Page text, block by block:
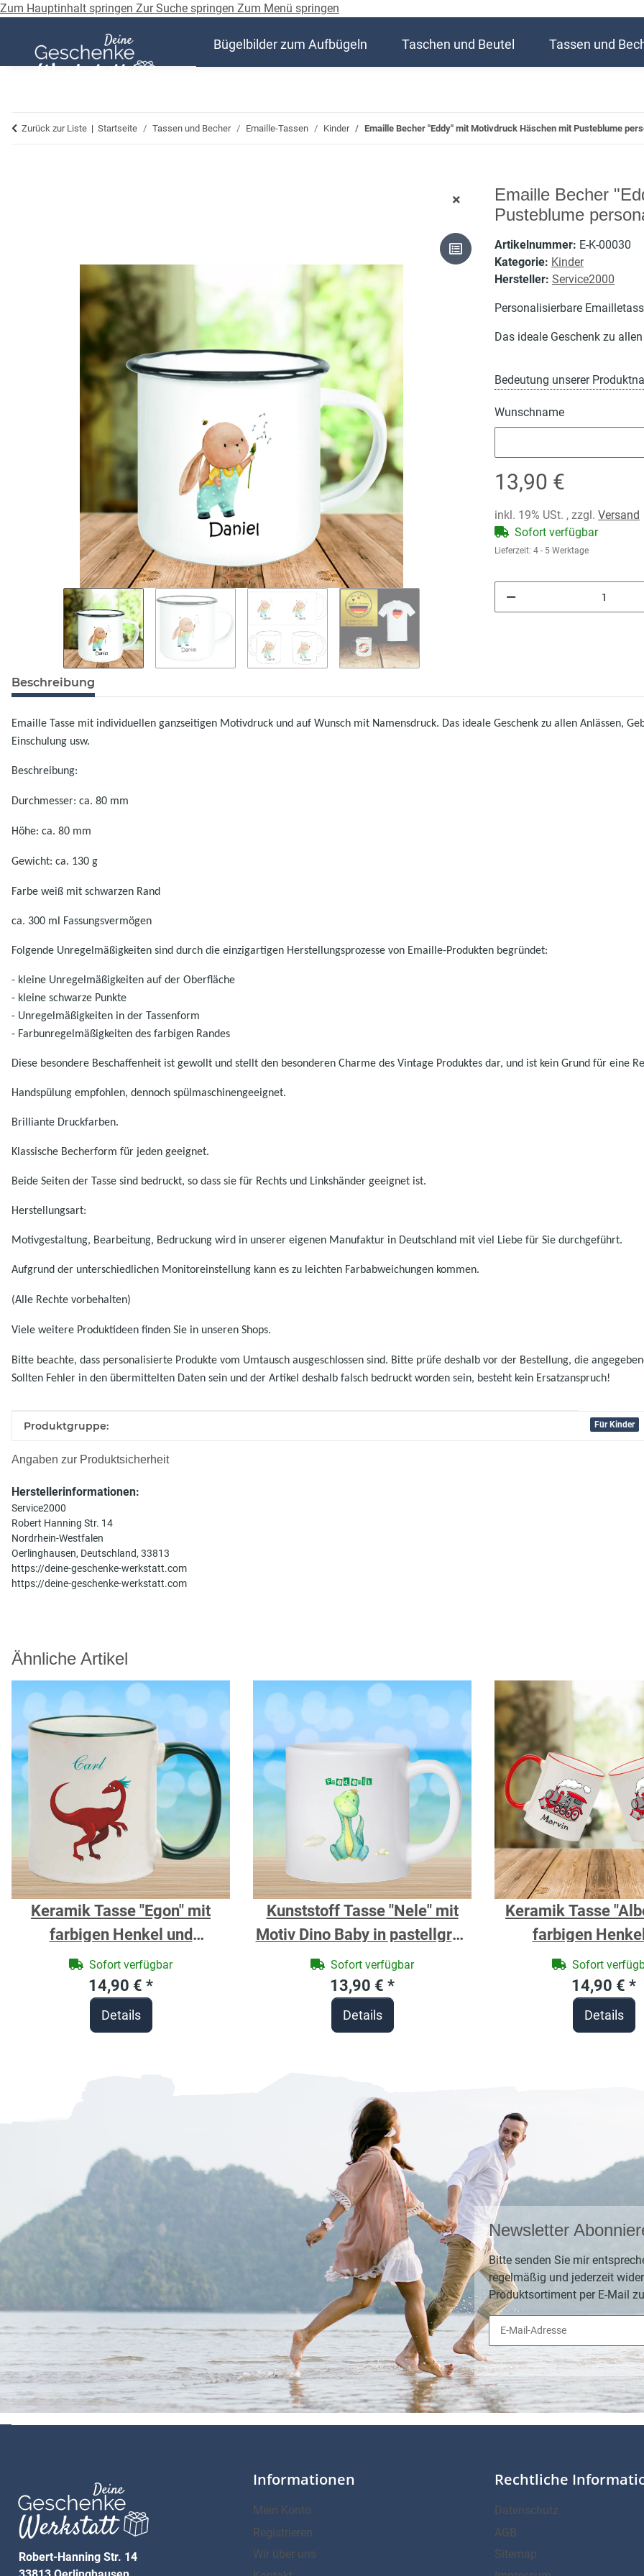
Zum Hauptinhalt springen Zur Suche springen Zum Menü springen
Bügelbilder zum Aufbügeln Taschen und Beutel Tassen und
Zurück zur Liste Startseite Tassen und Becher Emaille-Tassen Kinder Emaille Becher "Eddy" mit Motivdruck Häschen mit Pusteblume
Emaille Becher
Pusteblume
Artikelnummer: E-K-00030
Kategorie: Kinder
Hersteller: Service2000
Personalisierbare
Das ideale Geschenk zu
Bedeutung unserer
Wunschname
13,90 €
inkl. 19% USt. , zzgl. Versand
Sofort verfügbar
Lieferzeit: 4 - 5 Werktage
Beschreibung
Emaille Tasse mit individuellen ganzseitigen Motivdruck und auf Wunsch mit Namensdruck. Das ideale Geschenk zu allen Anlässen,
Einschulung usw.
Beschreibung:
Durchmesser: ca. 80 mm
Höhe: ca. 80 mm
Gewicht: ca. 130 g
Farbe weiß mit schwarzen Rand
ca. 300 ml Fassungsvermögen
Folgende Unregelmäßigkeiten sind durch die einzigartigen Herstellungsprozesse von Emaille-Produkten begründet:
- kleine Unregelmäßigkeiten auf der Oberfläche
- kleine schwarze Punkte
- Unregelmäßigkeiten in der Tassenform
- Farbunregelmäßigkeiten des farbigen Randes
Diese besondere Beschaffenheit ist gewollt und stellt den besonderen Charme des Vintage Produktes dar, und ist kein Grund für eine
Handspülung empfohlen, dennoch spülmaschinengeeignet.
Brilliante Druckfarben.
K lassische Becherform für jeden geeignet.
Beide Seiten der Tasse sind bedruckt, so dass sie für Rechts und Linkshänder geeignet ist.
Herstellungsart:
Motivgestaltung, Bearbeitung, Bedruckung wird in unserer eigenen Manufaktur in Deutschland mit viel Liebe für Sie durchgeführt.
Aufgrund der unterschiedlichen Monitoreinstellung kann es zu leichten Farbabweichungen kommen.
(Alle Rechte vorbehalten)
Viele weitere Produktideen finden Sie in unseren Shops.
Bitte beachte, dass personalisierte Produkte vom Umtausch ausgeschlossen sind. Bitte prüfe deshalb vor der Bestellung, die
Sollten Fehler in den übermittelten Daten sein und der Artikel deshalb falsch bedruckt worden sein, besteht kein Ersatzanspruch!
Produkteigenschaft
Wert
Produktgruppe: Für Kinder
Angaben zur Produktsicherheit
Herstellerinformationen:
Service2000
Robert Hanning Str. 14
Nordrhein-Westfalen
Oerlinghausen, Deutschland, 33813
https://deine-geschenke-werkstatt.com
https://deine-geschenke-werkstatt.com
Ähnliche Artikel
Keramik Tasse "Egon" mit
farbigen Henkel und
Motivdruck Dino orangebraun
personalisierbar
Sofort verfügbar
14,90 € *
Details
Kunststoff Tasse "Nele" mit
Motiv Dino Baby in pastellgrün
personalisiert
Sofort verfügbar
13,90 € *
Details
Keramik Tasse
farbigen
Motivdruck
Sofort
14,90 € *
Details
Newsletter
Bitte senden Sie mir
regelmäßig und jederzeit
Produktsortiment per E-Mail
Robert-Hanning Str. 14
Informationen
Mein Konto
Registrieren
Wir über uns
Rechtliche
Datenschutz
AGB
Sitemap